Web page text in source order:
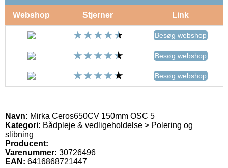
Webshop Stjerner Link
Besøg webshop
Besøg webshop
Besøg webshop
Navn: Mirka Ceros650CV 150mm OSC 5
Kategori: Bådpleje & vedligeholdelse > Polering og
slibning
Producent:
Varenummer: 30726496
EAN: 6416868721447